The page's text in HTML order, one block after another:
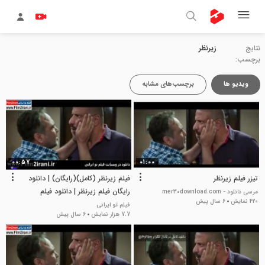
نتایج
برچسب:
زیرنظر
ویدیو ها برچسب‌های مشابه
01:00
تیزر فیلم زیرنظر
مرسی دانلود - mer30download.com
420 نمایش
6 سال پیش
00:57
فیلم زیرنظر (کامل)(رایگان) | دانلود
رایگان فیلم زیرنظر | دانلود فیلم
زیرنظر کامل
فیلم تو ایرانی
7.7 هزار نمایش
6 سال پیش